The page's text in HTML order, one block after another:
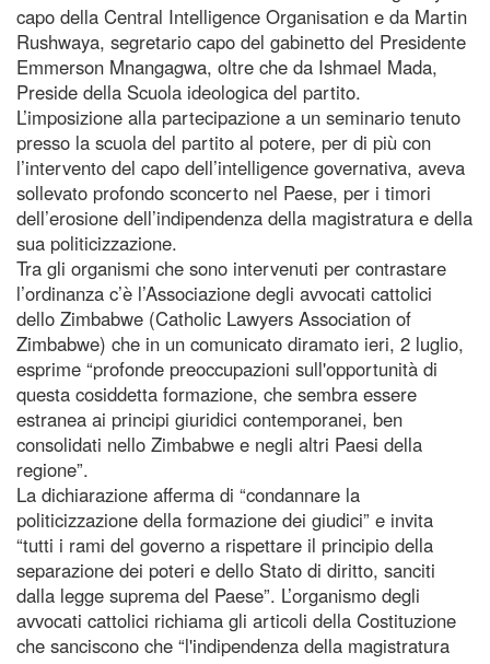
capo della Central Intelligence Organisation e da Martin
Rushwaya, segretario capo del gabinetto del Presidente
Emmerson Mnangagwa, oltre che da Ishmael Mada,
Preside della Scuola ideologica del partito.
L’imposizione alla partecipazione a un seminario tenuto
presso la scuola del partito al potere, per di più con
l’intervento del capo dell’intelligence governativa, aveva
sollevato profondo sconcerto nel Paese, per i timori
dell’erosione dell’indipendenza della magistratura e della
sua politicizzazione.
Tra gli organismi che sono intervenuti per contrastare
l’ordinanza c’è l’Associazione degli avvocati cattolici
dello Zimbabwe (Catholic Lawyers Association of
Zimbabwe) che in un comunicato diramato ieri, 2 luglio,
esprime “profonde preoccupazioni sull'opportunità di
questa cosiddetta formazione, che sembra essere
estranea ai principi giuridici contemporanei, ben
consolidati nello Zimbabwe e negli altri Paesi della
regione”.
La dichiarazione afferma di “condannare la
politicizzazione della formazione dei giudici” e invita
“tutti i rami del governo a rispettare il principio della
separazione dei poteri e dello Stato di diritto, sanciti
dalla legge suprema del Paese”. L’organismo degli
avvocati cattolici richiama gli articoli della Costituzione
che sanciscono che “l'indipendenza della magistratura